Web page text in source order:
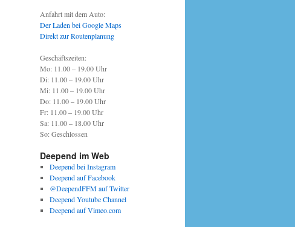
Anfahrt mit dem Auto:
Der Laden bei Google Maps
Direkt zur Routenplanung
Geschäftszeiten:
Mo: 11.00 – 19.00 Uhr
Di: 11.00 – 19.00 Uhr
Mi: 11.00 – 19.00 Uhr
Do: 11.00 – 19.00 Uhr
Fr: 11.00 – 19.00 Uhr
Sa: 11.00 – 18.00 Uhr
So: Geschlossen
Deepend im Web
Deepend bei Instagram
Deepend auf Facebook
@DeependFFM auf Twitter
Deepend Youtube Channel
Deepend auf Vimeo.com